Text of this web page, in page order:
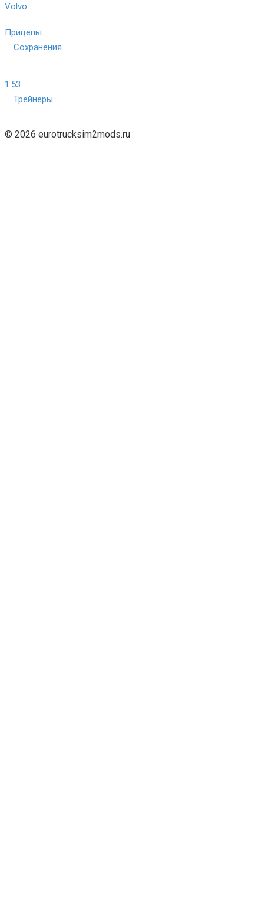
Volvo
Прицепы
Сохранения
1.53
Трейнеры
© 2026 eurotrucksim2mods.ru